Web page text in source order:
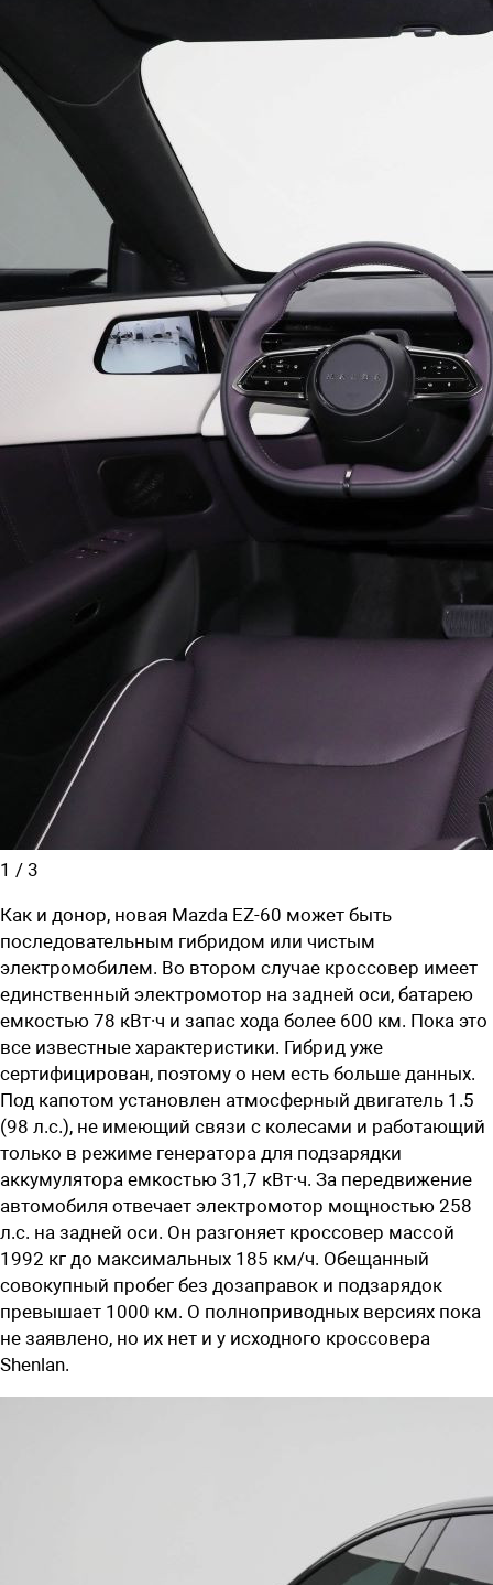
1 / 3
Как и донор, новая Mazda EZ-60 может быть
последовательным гибридом или чистым
электромобилем. Во втором случае кроссовер имеет
единственный электромотор на задней оси, батарею
емкостью 78 кВт∙ч и запас хода более 600 км. Пока это
все известные характеристики. Гибрид уже
сертифицирован, поэтому о нем есть больше данных.
Под капотом установлен атмосферный двигатель 1.5
(98 л.с.), не имеющий связи с колесами и работающий
только в режиме генератора для подзарядки
аккумулятора емкостью 31,7 кВт∙ч. За передвижение
автомобиля отвечает электромотор мощностью 258
л.с. на задней оси. Он разгоняет кроссовер массой
1992 кг до максимальных 185 км/ч. Обещанный
совокупный пробег без дозаправок и подзарядок
превышает 1000 км. О полноприводных версиях пока
не заявлено, но их нет и у исходного кроссовера
Shenlan.